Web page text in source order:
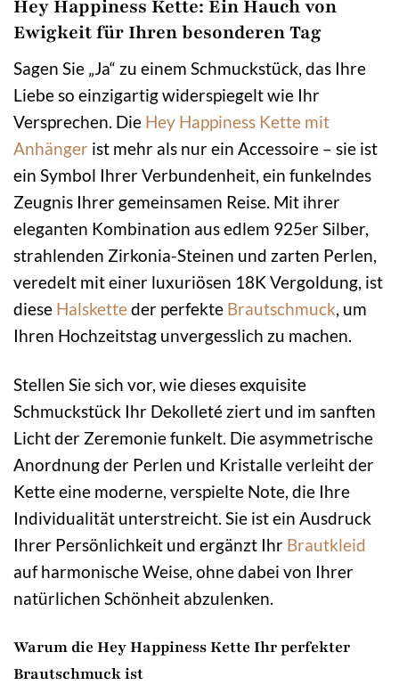
Hey Happiness Kette: Ein Hauch von
Ewigkeit für Ihren besonderen Tag
Sagen Sie „Ja“ zu einem Schmuckstück, das Ihre
Liebe so einzigartig widerspiegelt wie Ihr
Versprechen. Die Hey Happiness Kette mit
Anhänger ist mehr als nur ein Accessoire – sie ist
ein Symbol Ihrer Verbundenheit, ein funkelndes
Zeugnis Ihrer gemeinsamen Reise. Mit ihrer
eleganten Kombination aus edlem 925er Silber,
strahlenden Zirkonia-Steinen und zarten Perlen,
veredelt mit einer luxuriösen 18K Vergoldung, ist
diese Halsketteder perfekte Brautschmuck, um
Ihren Hochzeitstag unvergesslich zu machen.
Stellen Sie sich vor, wie dieses exquisite
Schmuckstück Ihr Dekolleté ziert und im sanften
Licht der Zeremonie funkelt. Die asymmetrische
Anordnung der Perlen und Kristalle verleiht der
Kette eine moderne, verspielte Note, die Ihre
Individualität unterstreicht. Sie ist ein Ausdruck
Ihrer Persönlichkeit und ergänzt Ihr Brautkleid
auf harmonische Weise, ohne dabei von Ihrer
natürlichen Schönheit abzulenken.
Warum die Hey Happiness Kette Ihr perfekter
Brautschmuck ist